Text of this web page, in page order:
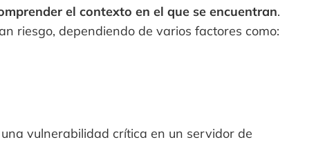
el contexto en el que se encuentran.
riesgo, dependiendo de varios factores como:
vulnerabilidad crítica en un servidor de